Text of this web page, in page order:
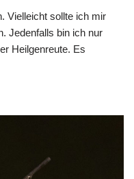
Vielleicht sollte ich mir
Jedenfalls bin ich nur
Heilgenreute. Es